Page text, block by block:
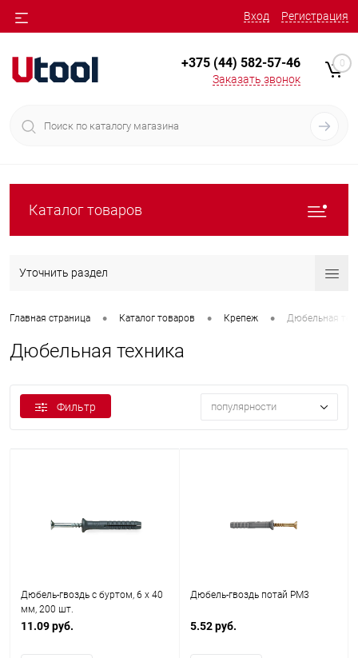
Вход Регистрация
+375 (44) 582-57-46
Заказать звонок
0
Каталог товаров
Уточнить раздел
Главная страница • Каталог товаров • Крепеж • Дюбельная
Дюбельная техника
Фильтр популярности
Дюбель-гвоздь с буртом, 6 x 40
мм, 200 шт.
11.09 руб.
Дюбель-гвоздь потай PM3
5.52 руб.